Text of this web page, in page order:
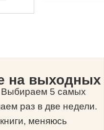
на выходных
Выбираем 5 самых
раз в две недели.
меняюсь